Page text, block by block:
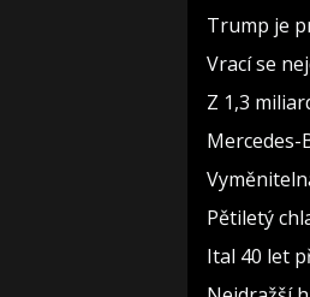
Trump je
Vrací se
Z 1,3
Mercedes-
Pětiletý
Ital 40 let